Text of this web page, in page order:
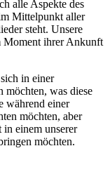
alle Aspekte des
Mittelpunkt aller
steht. Unsere
Moment ihrer Ankunft
in einer
möchten, was diese
während einer
möchten, aber
einem unserer
möchten.